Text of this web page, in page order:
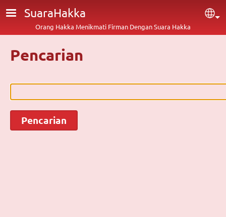
Lompat ke isi utama
SuaraHakka
Orang Hakka Menikmati Firman Dengan Suara Hakka
Pencarian